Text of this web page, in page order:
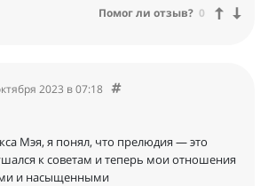
Помог ли отзыв? 0
2023 в 07:18
Мэя, я понял, что прелюдия — это
к советам и теперь мои отношения
и насыщенными